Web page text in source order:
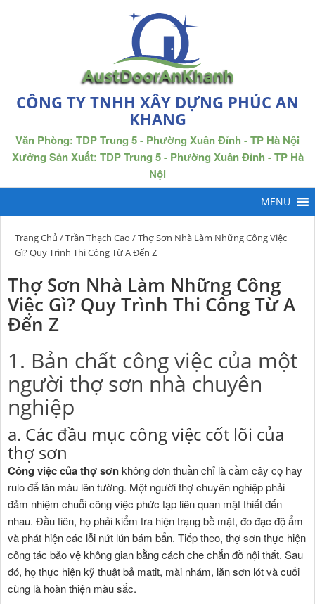
CÔNG TY TNHH XÂY DỰNG PHÚC AN
KHANG
Văn Phòng: TDP Trung 5 - Phường Xuân Đỉnh - TP Hà Nội
Xưởng Sản Xuất: TDP Trung 5 - Phường Xuân Đỉnh - TP Hà
Nội
Trang Chủ /Trần Thạch Cao / Thợ Sơn Nhà Làm Những Công Việc
Gì? Quy Trình Thi Công Từ A Đến Z
Thợ Sơn Nhà Làm Những Công
Việc Gì? Quy Trình Thi Công Từ A
Đến Z
1. Bản chất công việc của một
người thợ sơn nhà chuyên
nghiệp
a. Các đầu mục công việc cốt lõi của
thợ sơn
Công việc của thợ sơnkhông đơn thuần chỉ là cầm cây cọ hay
rulo để lăn màu lên tường. Một người thợ chuyên nghiệp phải
đảm nhiệm chuỗi công việc phức tạp liên quan mật thiết đến
nhau. Đầu tiên, họ phải kiểm tra hiện trạng bề mặt, đo đạc độ ẩm
và phát hiện các lỗi nứt lún bám bẩn. Tiếp theo, thợ sơn thực hiện
công tác bảo vệ không gian bằng cách che chắn đồ nội thất. Sau
đó, họ thực hiện kỹ thuật bả matit, mài nhám, lăn sơn lót và cuối
cùng là hoàn thiện màu sắc.